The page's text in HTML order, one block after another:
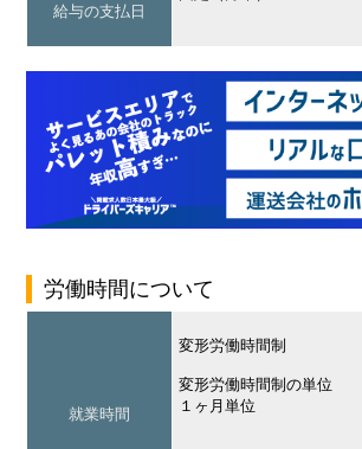
給与の支払日
労働時間について
就業時間
変形労働時間制
変形労働時間制の単位
１ヶ月単位